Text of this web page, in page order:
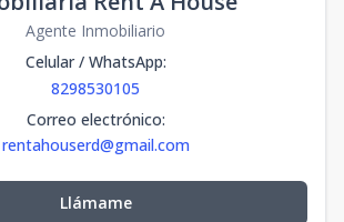
Agente Inmobiliario
Celular / WhatsApp:
8298530105
Correo electrónico:
rentahouserd@gmail.com
Llámame